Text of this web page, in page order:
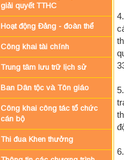
giải quyết TTHC
Hoạt động Đảng - đoàn thể
Công khai tài chính
Trung tâm lưu trữ lịch sử
Ban Dân tộc và Tôn giáo
Công khai công tác tổ chức
cán bộ
Thi đua Khen thưởng